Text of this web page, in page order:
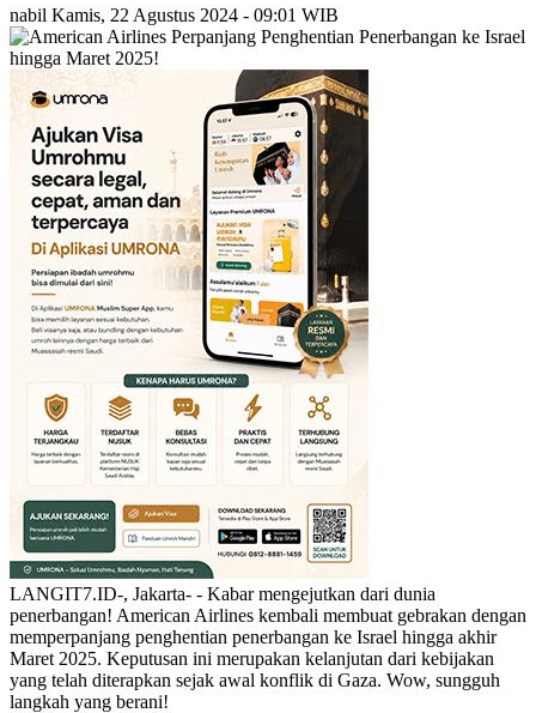
nabil Kamis, 22 Agustus 2024 - 09:01 WIB
LANGIT7.ID-, Jakarta- - Kabar mengejutkan dari dunia
penerbangan! American Airlines kembali membuat gebrakan dengan
memperpanjang penghentian penerbangan ke Israel hingga akhir
Maret 2025. Keputusan ini merupakan kelanjutan dari kebijakan
yang telah diterapkan sejak awal konflik di Gaza. Wow, sungguh
langkah yang berani!